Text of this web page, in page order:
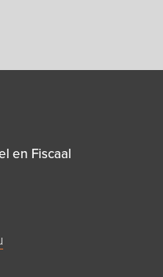
en Fiscaal